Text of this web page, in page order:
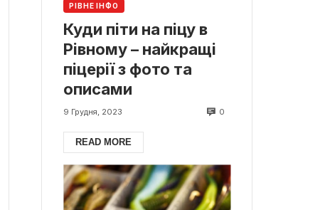
РІВНЕ ІНФО
Куди піти на піцу в
Рівному – найкращі
піцерії з фото та
описами
9 Грудня, 2023 0
READ MORE